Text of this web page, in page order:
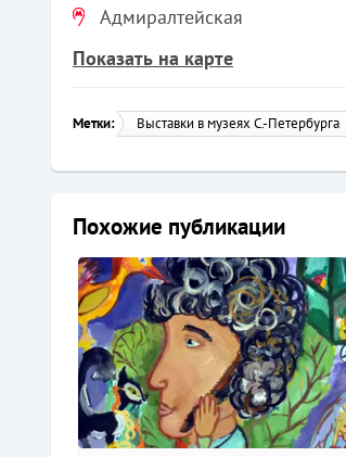
Адмиралтейская
Показать на карте
Метки: Выставки в музеях С.-Петербурга
Похожие публикации